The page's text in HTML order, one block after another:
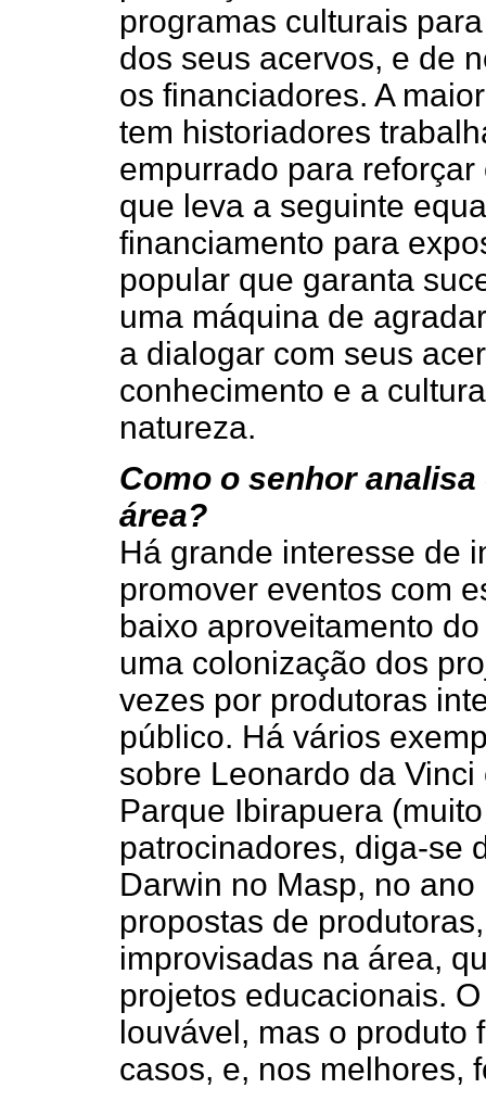
programas culturais
dos seus acervos, e de
os financiadores. A
tem historiadores
empurrado para
que leva a seguinte
financiamento para
popular que garanta
uma máquina de
a dialogar com seus
conhecimento e a
natureza.
Como o senhor
área?
Há grande interesse de
promover eventos com
baixo aproveitamento
uma colonização dos
vezes por produtoras
público. Há vários
sobre Leonardo da
Parque Ibirapuera
patrocinadores, diga-se
Darwin no Masp, no
propostas de
improvisadas na área,
projetos educacionais.
louvável, mas o
casos, e, nos melhores,